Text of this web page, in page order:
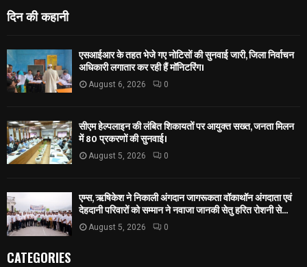
दिन की कहानी
एसआईआर के तहत भेजे गए नोटिसों की सुनवाई जारी, जिला निर्वाचन
अधिकारी लगातार कर रही हैं मॉनिटरिंग।
August 6, 2026 0
सीएम हेल्पलाइन की लंबित शिकायतों पर आयुक्त सख्त, जनता मिलन
में 80 प्रकरणों की सुनवाई।
August 5, 2026 0
एम्स, ऋषिकेश ने निकाली अंगदान जागरूकता वॉकाथॉन अंगदाता एवं
देहदानी परिवारों को सम्मान ने नवाजा जानकी सेतु हरित रोशनी से...
August 5, 2026 0
CATEGORIES